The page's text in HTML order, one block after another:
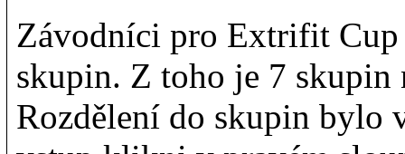
Závodníci pro Extrifit
skupin. Z toho je 7 skupin
Rozdělení do skupin bylo